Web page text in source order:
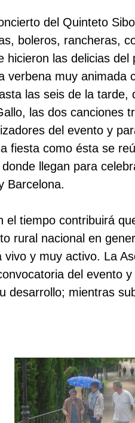
del Quinteto
boleros, rancheras,
hicieron las delicias
verbena muy animada
las seis de la
las dos canciones
del evento y
fiesta como ésta se
llegan para
Barcelona.
el tiempo contribuirá
rural nacional en
y muy activo. La
del evento
desarrollo; mientras